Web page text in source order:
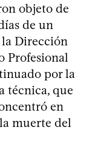
objeto de
de un
Dirección
Profesional
por la
técnica, que
en
muerte del